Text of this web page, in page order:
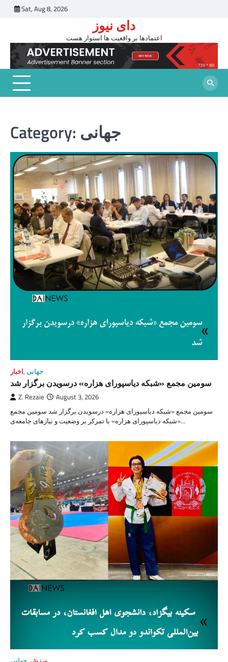
Sat, Aug 8, 2026
دای نیوز
اعتمادها بر واقعیت ها استوار هست
Category: جهانی
اخبار, جهانی
سومین مجمع «شبکه دیاسپورای هزاره» درسویدن برگزار شد
Z. Rezaie August 3, 2026
سومین مجمع «شبکه دیاسپورای هزاره» درسویدن برگزار شد سومین مجمع
«شبکه دیاسپورای هزاره» با تمرکز بر وضعیت و نیازهای جامعه‌‌ی…